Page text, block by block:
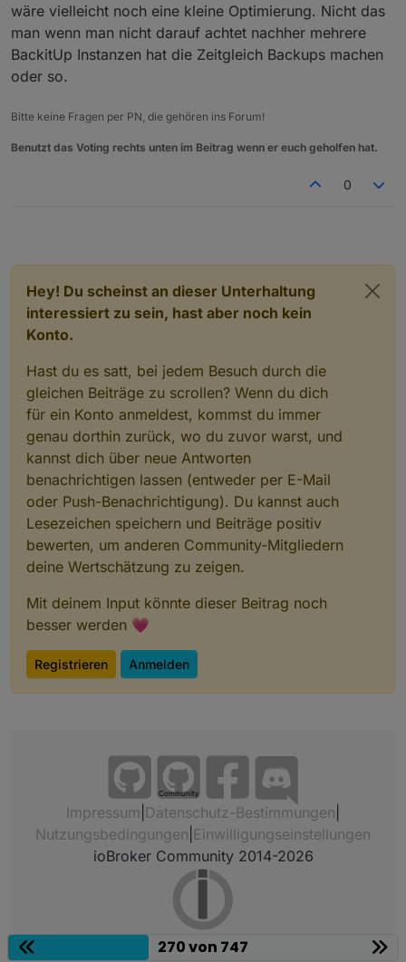
wäre vielleicht noch eine kleine Optimierung. Nicht das
man wenn man nicht darauf achtet nachher mehrere
BackitUp Instanzen hat die Zeitgleich Backups machen
oder so.
Bitte keine Fragen per PN, die gehören ins Forum!
Benutzt das Voting rechts unten im Beitrag wenn er euch geholfen hat.
0
Hey! Du scheinst an dieser Unterhaltung
interessiert zu sein, hast aber noch kein
Konto.
Hast du es satt, bei jedem Besuch durch die
gleichen Beiträge zu scrollen? Wenn du dich
für ein Konto anmeldest, kommst du immer
genau dorthin zurück, wo du zuvor warst, und
kannst dich über neue Antworten
benachrichtigen lassen (entweder per E-Mail
oder Push-Benachrichtigung). Du kannst auch
Lesezeichen speichern und Beiträge positiv
bewerten, um anderen Community-Mitgliedern
deine Wertschätzung zu zeigen.
Mit deinem Input könnte dieser Beitrag noch
besser werden 💗
Registrieren Anmelden
Community
Impressum Datenschutz-Bestimmungen
Nutzungsbedingungen Einwilligungseinstellungen
ioBroker Community 2014-2026
270 von 747